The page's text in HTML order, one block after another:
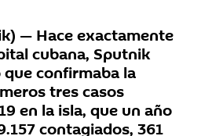
— Hace exactamente
cubana, Sputnik
confirmaba la
tres casos
en la isla, que un año
contagiados, 361